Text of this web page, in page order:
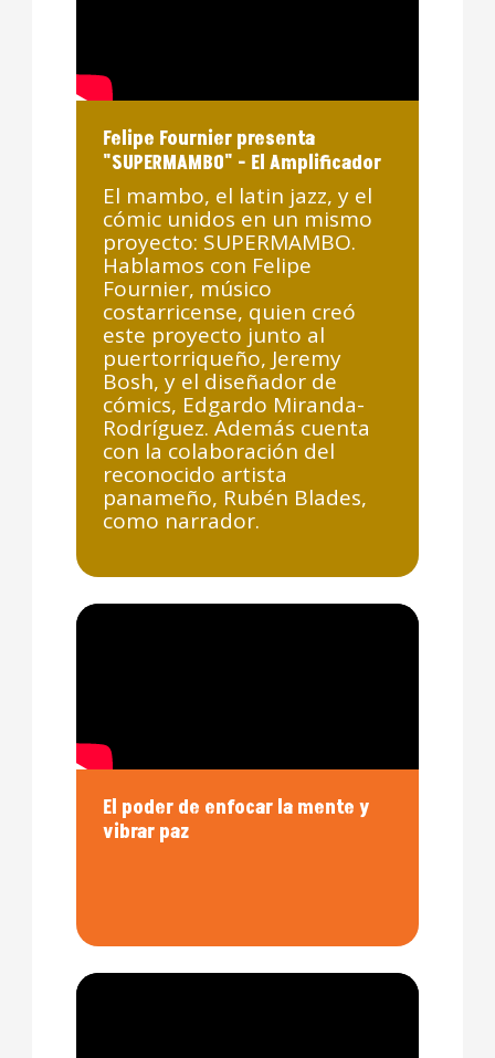
Felipe Fournier presenta
"SUPERMAMBO" - El Amplificador
El mambo, el latin jazz, y el
cómic unidos en un mismo
proyecto: SUPERMAMBO.
Hablamos con Felipe
Fournier, músico
costarricense, quien creó
este proyecto junto al
puertorriqueño, Jeremy
Bosh, y el diseñador de
cómics, Edgardo Miranda-
Rodríguez. Además cuenta
con la colaboración del
reconocido artista
panameño, Rubén Blades,
como narrador.
El poder de enfocar la mente y
vibrar paz